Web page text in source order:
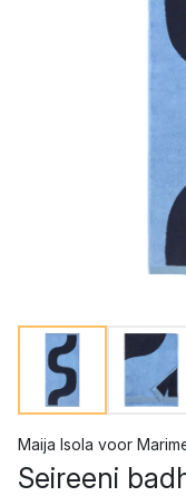
Maija Isola voor
Seireeni